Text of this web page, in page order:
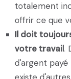
totalement
offrir ce que
Il doit
votre travail.
d'argent payé